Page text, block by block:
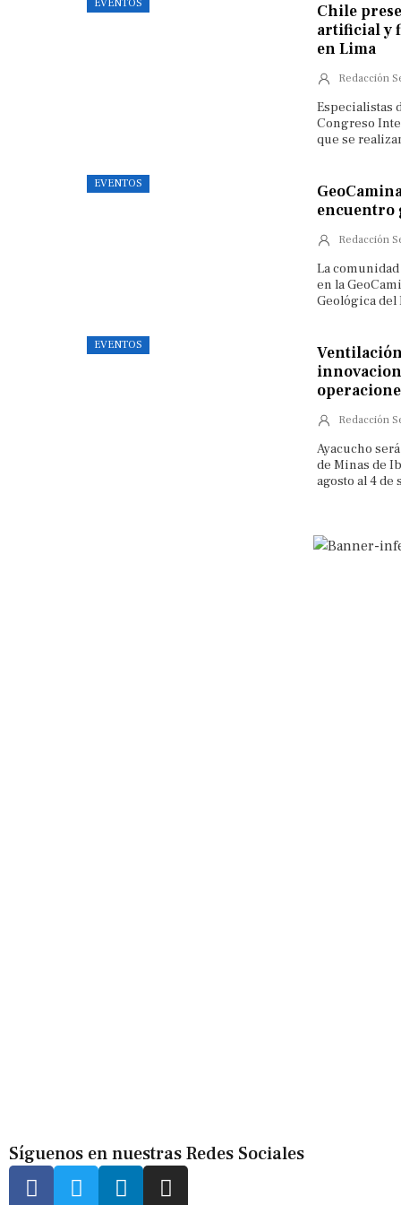
EVENTOS
Chile
artificial y
en Lima
Redacción
Especialistas
Congreso
que se
EVENTOS
encuentro
Redacción
La
en la
Geológica del
EVENTOS
Redacción
Ayacucho
de Minas de
agosto al 4
Síguenos en nuestras Redes Sociales